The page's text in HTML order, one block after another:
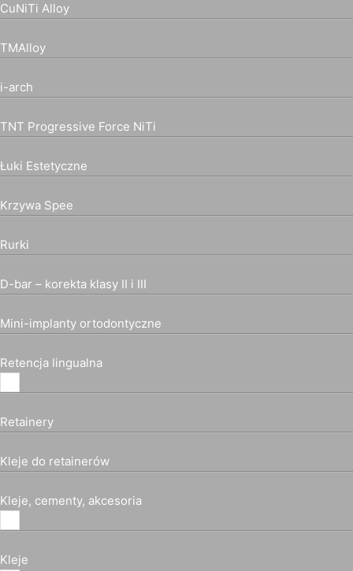
CuNiTi Alloy
TMAlloy
i-arch
TNT Progressive Force NiTi
Łuki Estetyczne
Krzywa Spee
Rurki
D-bar – korekta klasy II i III
Mini-implanty ortodontyczne
Retencja lingualna
Retainery
Kleje do retainerów
Kleje, cementy, akcesoria
Kleje